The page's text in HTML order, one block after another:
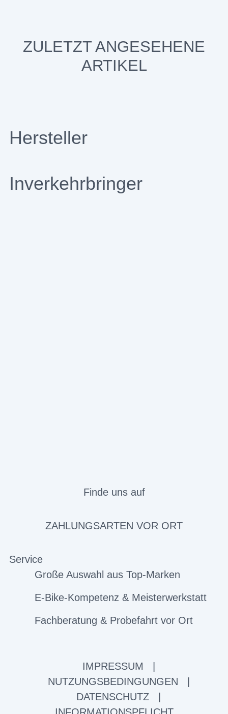
ZULETZT ANGESEHENE
ARTIKEL
Hersteller
Inverkehrbringer
Finde uns auf
ZAHLUNGSARTEN VOR ORT
Service
Große Auswahl aus Top-Marken
E-Bike-Kompetenz & Meisterwerkstatt
Fachberatung & Probefahrt vor Ort
IMPRESSUM
NUTZUNGSBEDINGUNGEN
DATENSCHUTZ